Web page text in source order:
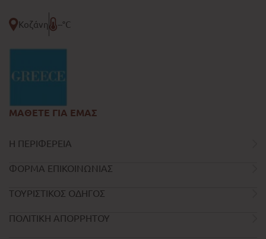
Κοζάνη --°C
ΜΑΘΕΤΕ ΓΙΑ ΕΜΑΣ
Η ΠΕΡΙΦΕΡΕΙΑ
ΦΟΡΜΑ ΕΠΙΚΟΙΝΩΝΙΑΣ
ΤΟΥΡΙΣΤΙΚΟΣ ΟΔΗΓΟΣ
ΠΟΛΙΤΙΚΗ ΑΠΟΡΡΗΤΟΥ